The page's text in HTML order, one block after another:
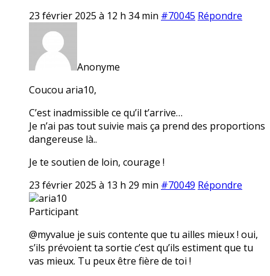
23 février 2025 à 12 h 34 min #70045 Répondre
Anonyme
Coucou aria10,
C’est inadmissible ce qu’il t’arrive…
Je n’ai pas tout suivie mais ça prend des proportions
dangereuse là..
Je te soutien de loin, courage !
23 février 2025 à 13 h 29 min #70049 Répondre
aria10
Participant
@myvalue je suis contente que tu ailles mieux ! oui,
s’ils prévoient ta sortie c’est qu’ils estiment que tu
vas mieux. Tu peux être fière de toi !